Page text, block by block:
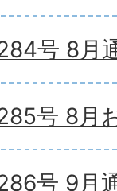
号 8月
号 8月
号 9月